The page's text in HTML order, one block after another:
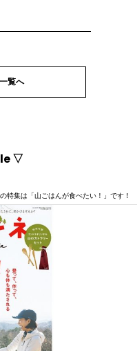
覧へ
▽
特集は「山ごはんが食べたい！」です！